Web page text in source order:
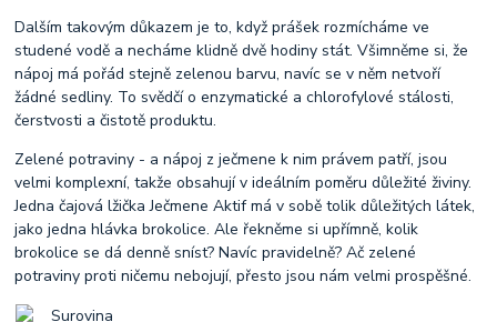
Dalším takovým důkazem je to, když prášek rozmícháme ve
studené vodě a necháme klidně dvě hodiny stát. Všimněme si, že
nápoj má pořád stejně zelenou barvu, navíc se v něm netvoří
žádné sedliny. To svědčí o enzymatické a chlorofylové stálosti,
čerstvosti a čistotě produktu.
Zelené potraviny - a nápoj z ječmene k nim právem patří, jsou
velmi komplexní, takže obsahují v ideálním poměru důležité živiny.
Jedna čajová lžička Ječmene Aktif má v sobě tolik důležitých látek,
jako jedna hlávka brokolice. Ale řekněme si upřímně, kolik
brokolice se dá denně sníst? Navíc pravidelně? Ač zelené
potraviny proti ničemu nebojují, přesto jsou nám velmi prospěšné.